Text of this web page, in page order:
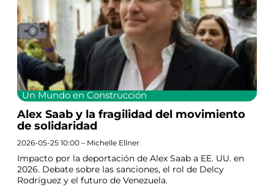
Un Mundo en Construcción
Alex Saab y la fragilidad del movimiento
de solidaridad
2026-05-25 10:00 – Michelle Ellner
Impacto por la deportación de Alex Saab a EE. UU. en
2026. Debate sobre las sanciones, el rol de Delcy
Rodríguez y el futuro de Venezuela.